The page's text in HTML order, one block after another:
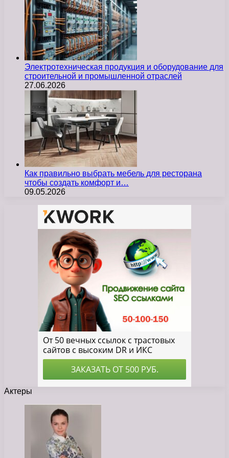
Электротехническая продукция и оборудование для
строительной и промышленной отраслей
27.06.2026
Как правильно выбрать мебель для ресторана
чтобы создать комфорт и…
09.05.2026
Актеры